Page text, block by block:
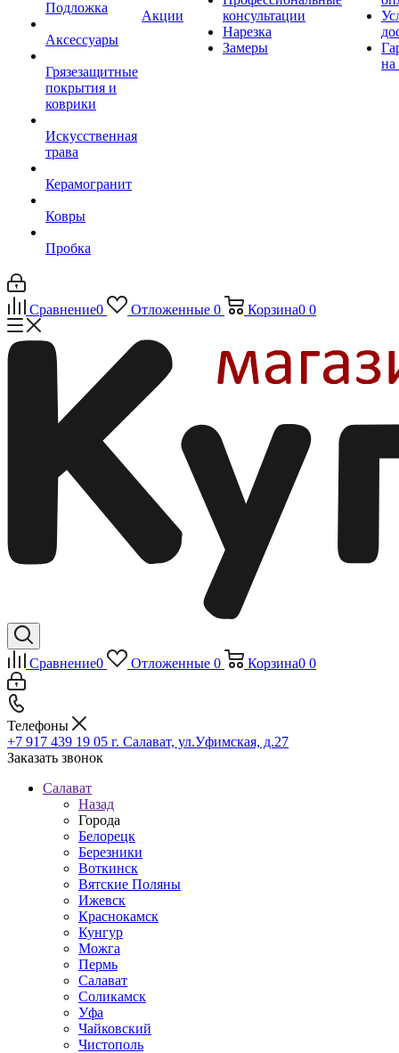
Подложка
Аксессуары
Грязезащитные
покрытия и
коврики
Искусственная
трава
Керамогранит
Ковры
Пробка
Акции
консультации
Нарезка
Замеры
на
Сравнение0 Отложенные 0 Корзина0 0
Сравнение0 Отложенные 0 Корзина0 0
Телефоны
+7 917 439 19 05 г. Салават, ул.Уфимская, д.27
Заказать звонок
Салават
Назад
Города
Белорецк
Березники
Воткинск
Вятские Поляны
Ижевск
Краснокамск
Кунгур
Можга
Пермь
Салават
Соликамск
Уфа
Чайковский
Чистополь